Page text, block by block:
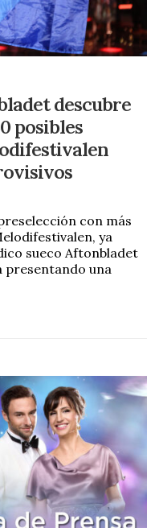
descubre
posibles
con más
ya
sueco Aftonbladet
presentando una